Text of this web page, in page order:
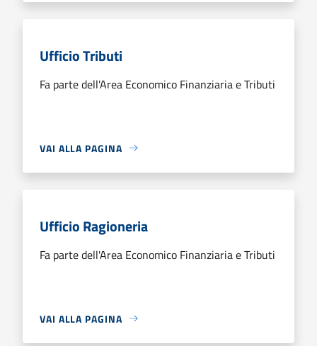
Ufficio Tributi
Fa parte dell'Area Economico Finanziaria e Tributi
VAI ALLA PAGINA
Ufficio Ragioneria
Fa parte dell'Area Economico Finanziaria e Tributi
VAI ALLA PAGINA